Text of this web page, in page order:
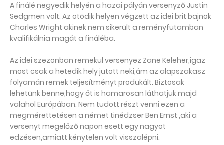
A finálé negyedik helyén a hazai pályán versenyző Justin
Sedgmen volt. Az ötödik helyen végzett az idei brit bajnok
Charles Wright akinek nem sikerült a reményfutamban
kvalifikálnia magát a fináléba.
Az idei szezonban remekül versenyez Zane Keleher,igaz
most csak a hetedik hely jutott neki,ám az alapszakasz
folyamán remek teljesítményt produkált. Biztosak
lehetünk benne,hogy őt is hamarosan láthatjuk majd
valahol Európában. Nem tudott részt venni ezen a
megmérettetésen a német tinédzser Ben Ernst ,aki a
versenyt megelőző napon esett egy nagyot
edzésen,amiatt kénytelen volt visszalépni.